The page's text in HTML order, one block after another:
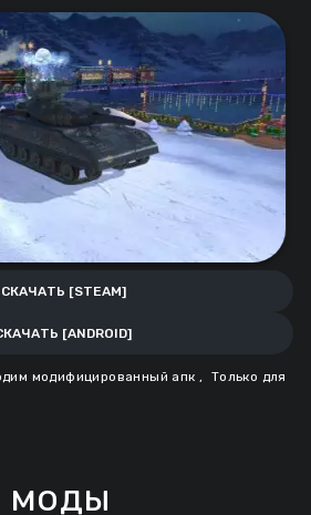
СКАЧАТЬ [STEAM]
[ANDROID]
модифицированный апк,
Только для
моды